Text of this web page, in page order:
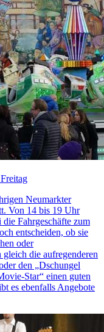
Neumarkter
Von 14 bis 19 Uhr
Fahrgeschäfte zum
entscheiden, ob sie
oder
die aufregenderen
den „Dschungel
Star“ einen guten
es ebenfalls Angebote